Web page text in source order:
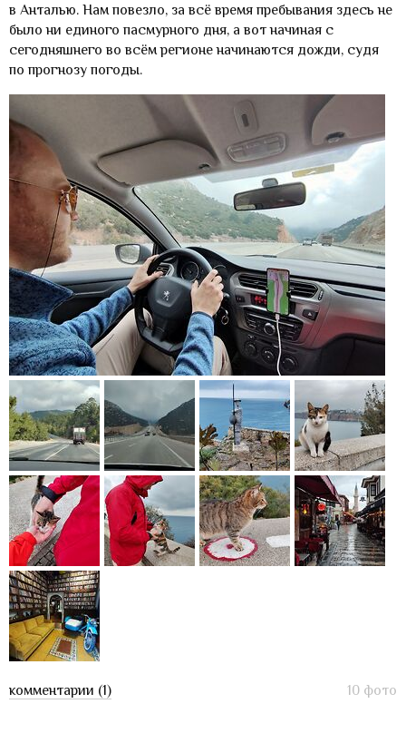
в Анталью. Нам повезло, за всё время пребывания здесь не
было ни единого пасмурного дня, а вот начиная с
сегодняшнего во всём регионе начинаются дожди, судя
по прогнозу погоды.
комментарии (1) 10 фото